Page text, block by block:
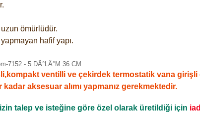
ömürlüdür.
hafif yapı.
ventilli ve çekirdek termostatik vana girişli
aksesuar alımı yapmanız gerekmektedir.
talep ve isteğine göre özel olarak üretildiği için